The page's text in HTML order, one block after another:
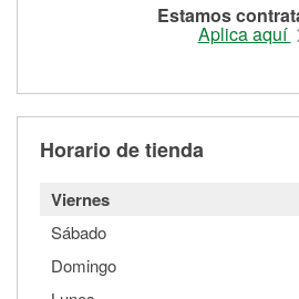
Estamos
Aplica aquí
Horario de tienda
Viernes
Sábado
Domingo